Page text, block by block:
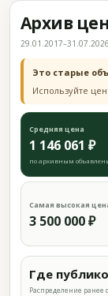
Архив
29.01.2017–31.07.2026
Это старые
Используйте
Средняя цена
1 146 061 ₽
по архивным
Самая высокая
3 500 000 ₽
Где
Распределение